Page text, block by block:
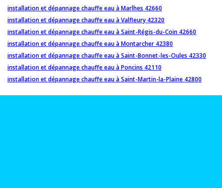
installation et dépannage chauffe eau à Marlhes 42660
installation et dépannage chauffe eau à Valfleury 42320
installation et dépannage chauffe eau à Saint-Régis-du-Coin 42660
installation et dépannage chauffe eau à Montarcher 42380
installation et dépannage chauffe eau à Saint-Bonnet-les-Oules 42330
installation et dépannage chauffe eau à Poncins 42110
installation et dépannage chauffe eau à Saint-Martin-la-Plaine 42800